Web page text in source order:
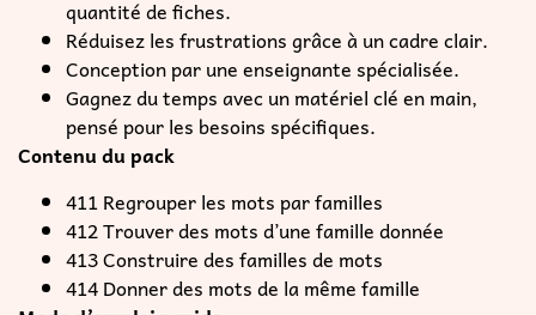
quantité de fiches.
Réduisez les frustrations grâce à un cadre clair.
Conception par une enseignante spécialisée.
Gagnez du temps avec un matériel clé en main,
pensé pour les besoins spécifiques.
Contenu du pack
411 Regrouper les mots par familles
412 Trouver des mots d’une famille donnée
413 Construire des familles de mots
414 Donner des mots de la même famille